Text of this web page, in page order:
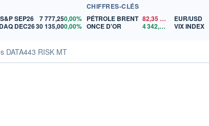
SEP26 7 777,250,00%
DEC2630 135,000,00%
CHIFFRES-CLÉS
PÉTROLE BRENT 82,35
ONCE D'OR
4 342,26 $US
EUR/USD
VIX INDEX
DATA443 RISK MT